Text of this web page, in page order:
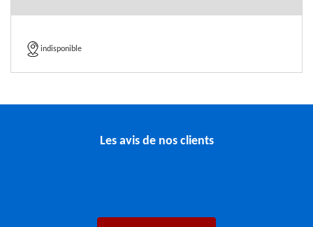
indisponible
Les avis de nos clients